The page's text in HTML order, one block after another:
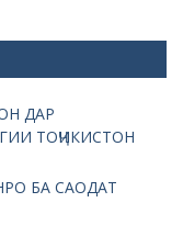
ДАР
ТОҶИКИСТОН
БА САОДАТ